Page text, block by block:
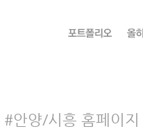
#안양/시흥 홈페이